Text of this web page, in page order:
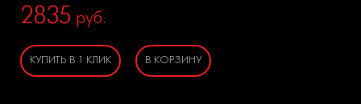
2835 руб.
КУПИТЬ В 1 КЛИК В КОРЗИНУ